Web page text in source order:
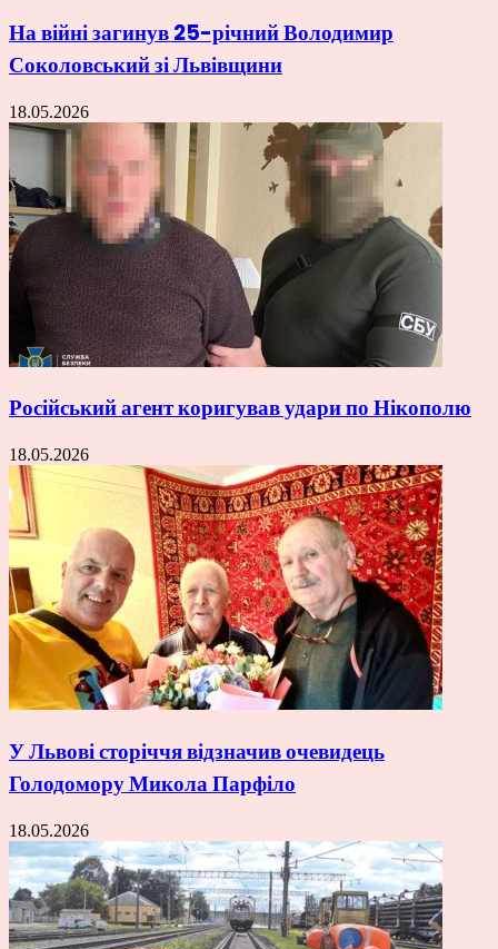
На війні загинув 25-річний Володимир
Соколовський зі Львівщини
18.05.2026
Російський агент коригував удари по Нікополю
18.05.2026
У Львові сторіччя відзначив очевидець
Голодомору Микола Парфіло
18.05.2026